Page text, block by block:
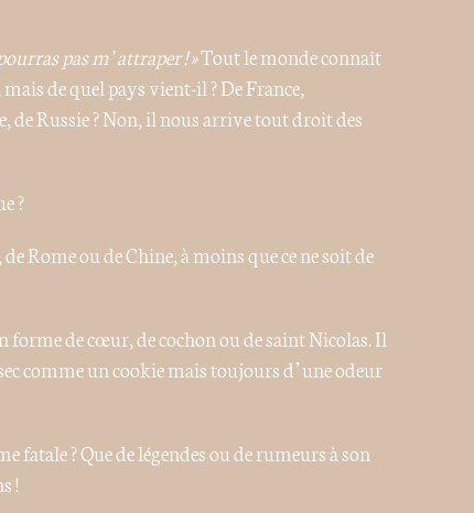
pas m’attraper ! »Tout le monde connaît
de quel pays vient-il ? De France,
de Russie ? Non, il nous arrive tout droit des
?
Rome ou de Chine, à moins que ce ne soit de
de cœur, de cochon ou de saint Nicolas. Il
comme un cookie mais toujours d’une odeur
fatale ? Que de légendes ou de rumeurs à son
!